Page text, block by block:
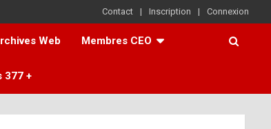
Contact Inscription Connexion
Web Membres CEO
377 +